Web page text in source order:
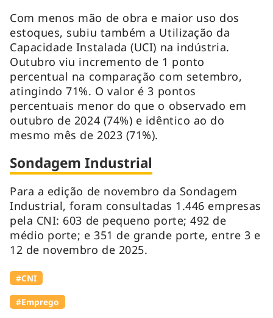
Com menos mão de obra e maior uso dos
estoques, subiu também a Utilização da
Capacidade Instalada (UCI) na indústria.
Outubro viu incremento de 1 ponto
percentual na comparação com setembro,
atingindo 71%. O valor é 3 pontos
percentuais menor do que o observado em
outubro de 2024 (74%) e idêntico ao do
mesmo mês de 2023 (71%).
Sondagem Industrial
Para a edição de novembro da Sondagem
Industrial, foram consultadas 1.446 empresas
pela CNI: 603 de pequeno porte; 492 de
médio porte; e 351 de grande porte, entre 3 e
12 de novembro de 2025.
#CNI
#Emprego